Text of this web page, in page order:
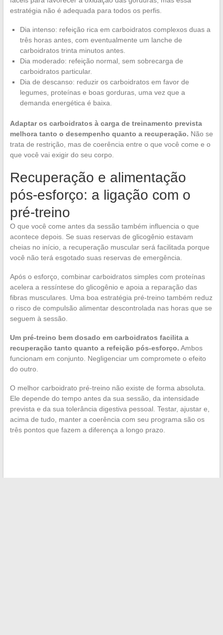
estratégia não é adequada para todos os perfis.
Dia intenso: refeição rica em carboidratos complexos duas a
três horas antes, com eventualmente um lanche de
carboidratos trinta minutos antes.
Dia moderado: refeição normal, sem sobrecarga de
carboidratos particular.
Dia de descanso: reduzir os carboidratos em favor de
legumes, proteínas e boas gorduras, uma vez que a
demanda energética é baixa.
Adaptar os carboidratos à carga de treinamento prevista
melhora tanto o desempenho quanto a recuperação. Não se
trata de restrição, mas de coerência entre o que você come e o
que você vai exigir do seu corpo.
Recuperação e alimentação
pós-esforço: a ligação com o
pré-treino
O que você come antes da sessão também influencia o que
acontece depois. Se suas reservas de glicogênio estavam
cheias no início, a recuperação muscular será facilitada porque
você não terá esgotado suas reservas de emergência.
Após o esforço, combinar carboidratos simples com proteínas
acelera a ressíntese do glicogênio e apoia a reparação das
fibras musculares. Uma boa estratégia pré-treino também reduz
o risco de compulsão alimentar descontrolada nas horas que se
seguem à sessão.
Um pré-treino bem dosado em carboidratos facilita a
recuperação tanto quanto a refeição pós-esforço. Ambos
funcionam em conjunto. Negligenciar um compromete o efeito
do outro.
O melhor carboidrato pré-treino não existe de forma absoluta.
Ele depende do tempo antes da sua sessão, da intensidade
prevista e da sua tolerância digestiva pessoal. Testar, ajustar e,
acima de tudo, manter a coerência com seu programa são os
três pontos que fazem a diferença a longo prazo.